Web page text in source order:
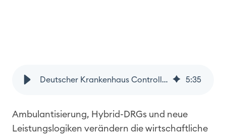
Deutscher Krankenhaus Controllertag 2026: Warum integrierte Steuerungsfähigkeit jetzt entscheidend wird 5:35
Ambulantisierung, Hybrid-DRGs und neue
Leistungslogiken verändern die wirtschaftliche